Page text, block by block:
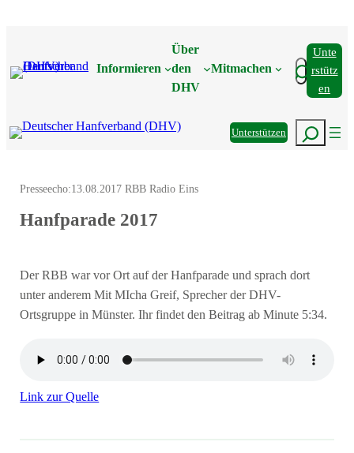
Informieren
Über
den
DHV
Mitmachen Suchen
Unte
Rstütz
En
UnterstützenSuchen
Presseecho:13.08.2017 RBB Radio Eins
Hanfparade 2017
Der RBB war vor Ort auf der Hanfparade und sprach dort
unter anderem Mit MIcha Greif, Sprecher der DHV-
Ortsgruppe in Münster. Ihr findet den Beitrag ab Minute 5:34.
Link zur Quelle